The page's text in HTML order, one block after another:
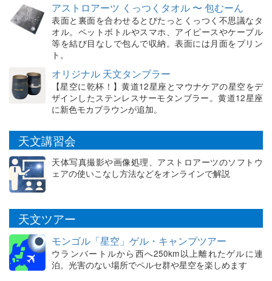
アストロアーツ くっつくタオル 〜 包むーん
表面と裏面を合わせるとぴたっとくっつく不思議なタ
オル。ペットボトルやスマホ、アイピースやケーブル
等を結び目なしで包んで収納。表面には月面をプリン
ト。
オリジナル 天文タンブラー
【星空に乾杯！】黄道12星座とマウナケアの星空をデ
ザインしたステンレスサーモタンブラー。黄道12星座
に新色モカブラウンが追加。
天文講習会
天体写真撮影や画像処理、アストロアーツのソフトウ
ェアの使いこなし方法などをオンラインで解説
天文ツアー
モンゴル「星空」ゲル・キャンプツアー
ウランバートルから西へ250km以上離れたゲルに連
泊。光害のない場所でペルセ群や星空を楽しめます